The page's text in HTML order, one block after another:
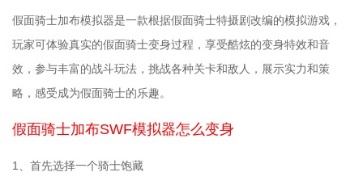
假面骑士加布模拟器是一款根据假面骑士特摄剧改编的模拟游戏，
玩家可体验真实的假面骑士变身过程，享受酷炫的变身特效和音
效，参与丰富的战斗玩法，挑战各种关卡和敌人，展示实力和策
略，感受成为假面骑士的乐趣。
假面骑士加布SWF模拟器怎么变身
1、首先选择一个骑士饱藏